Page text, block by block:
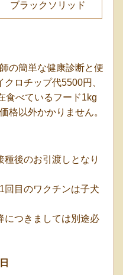
ブラックソリッド
の簡単な健康診断と便
ロチップ代5500円、
食べているフード1kg
格以外かかりません。
後のお引渡しとなり
回目のワクチンは子犬
につきましては別途必
日